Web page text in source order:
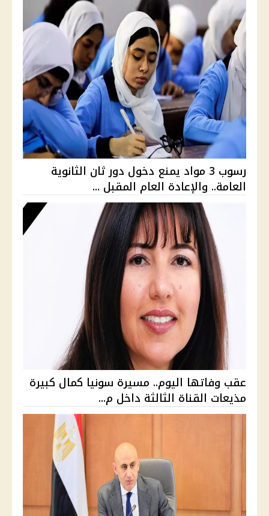
رسوب 3 مواد يمنع دخول دور ثان الثانوية
العامة.. والإعادة العام المقبل ...
عقب وفاتها اليوم.. مسيرة سونيا كمال كبيرة
مذيعات القناة الثالثة داخل م...